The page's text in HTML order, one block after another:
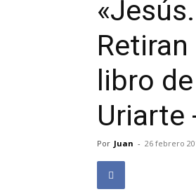
libro
Uriarte
Por Juan - 26 febrero